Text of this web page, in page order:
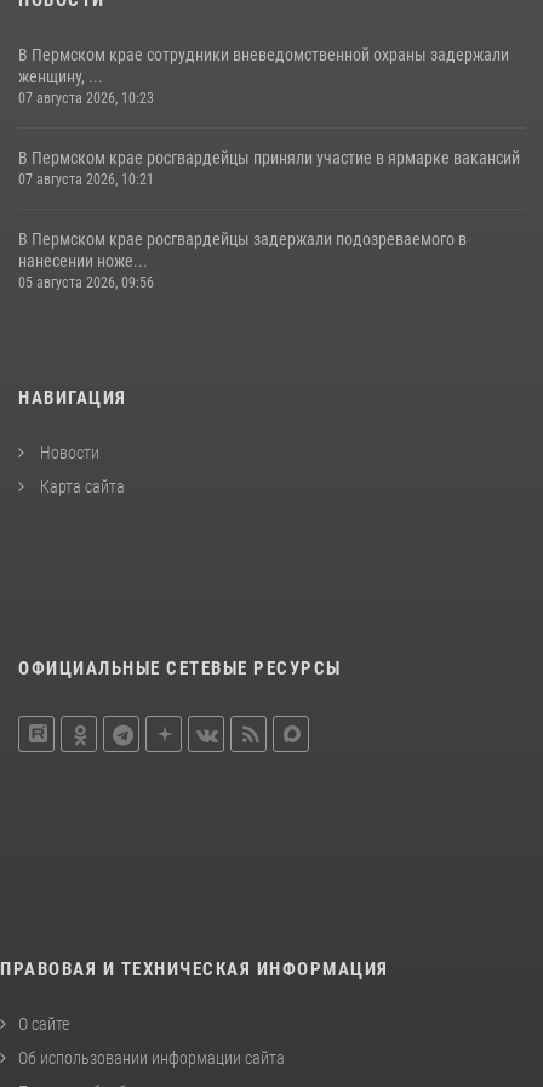
В Пермском крае сотрудники вневедомственной охраны задержали
женщину, ...
07 августа 2026, 10:23
В Пермском крае росгвардейцы приняли участие в ярмарке вакансий
07 августа 2026, 10:21
В Пермском крае росгвардейцы задержали подозреваемого в
нанесении ноже...
05 августа 2026, 09:56
НАВИГАЦИЯ
Новости
Карта сайта
ОФИЦИАЛЬНЫЕ СЕТЕВЫЕ РЕСУРСЫ
ПРАВОВАЯ И ТЕХНИЧЕСКАЯ ИНФОРМАЦИЯ
О сайте
Об использовании информации сайта